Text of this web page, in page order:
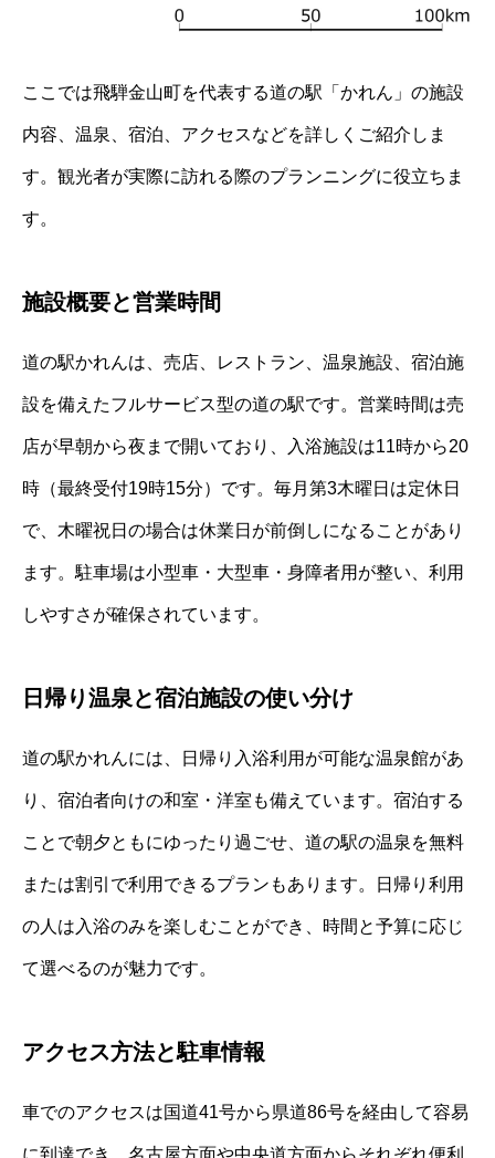
ここでは飛騨金山町を代表する道の駅「かれん」の施設
内容、温泉、宿泊、アクセスなどを詳しくご紹介しま
す。観光者が実際に訪れる際のプランニングに役立ちま
す。
施設概要と営業時間
道の駅かれんは、売店、レストラン、温泉施設、宿泊施
設を備えたフルサービス型の道の駅です。営業時間は売
店が早朝から夜まで開いており、入浴施設は11時から20
時（最終受付19時15分）です。毎月第3木曜日は定休日
で、木曜祝日の場合は休業日が前倒しになることがあり
ます。駐車場は小型車・大型車・身障者用が整い、利用
しやすさが確保されています。
日帰り温泉と宿泊施設の使い分け
道の駅かれんには、日帰り入浴利用が可能な温泉館があ
り、宿泊者向けの和室・洋室も備えています。宿泊する
ことで朝夕ともにゆったり過ごせ、道の駅の温泉を無料
または割引で利用できるプランもあります。日帰り利用
の人は入浴のみを楽しむことができ、時間と予算に応じ
て選べるのが魅力です。
アクセス方法と駐車情報
車でのアクセスは国道41号から県道86号を経由して容易
に到達でき、名古屋方面や中央道方面からそれぞれ便利